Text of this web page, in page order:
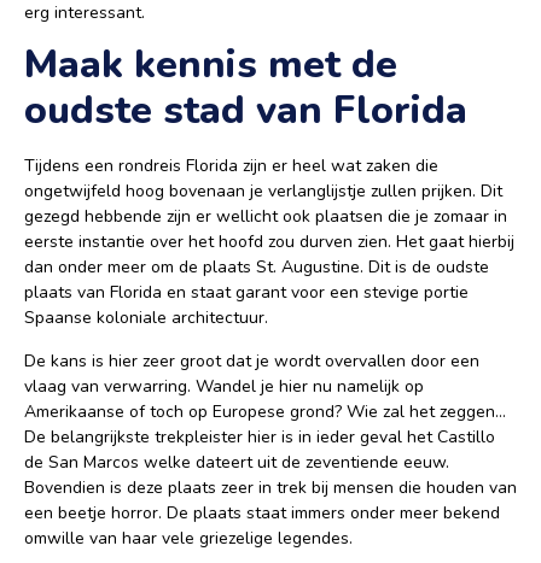
erg interessant.
Maak kennis met de
oudste stad van Florida
Tijdens een rondreis Florida zijn er heel wat zaken die
ongetwijfeld hoog bovenaan je verlanglijstje zullen prijken. Dit
gezegd hebbende zijn er wellicht ook plaatsen die je zomaar in
eerste instantie over het hoofd zou durven zien. Het gaat hierbij
dan onder meer om de plaats St. Augustine. Dit is de oudste
plaats van Florida en staat garant voor een stevige portie
Spaanse koloniale architectuur.
De kans is hier zeer groot dat je wordt overvallen door een
vlaag van verwarring. Wandel je hier nu namelijk op
Amerikaanse of toch op Europese grond? Wie zal het zeggen…
De belangrijkste trekpleister hier is in ieder geval het Castillo
de San Marcos welke dateert uit de zeventiende eeuw.
Bovendien is deze plaats zeer in trek bij mensen die houden van
een beetje horror. De plaats staat immers onder meer bekend
omwille van haar vele griezelige legendes.